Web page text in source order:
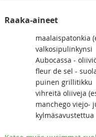
Raaka-aineet
maalaispatonkia
valkosipulinkynsi
Aubocassa -
fleur de sel -
puinen grillitikku
vihreitä oliiveja
manchego viejo-
kylmäsavustettua